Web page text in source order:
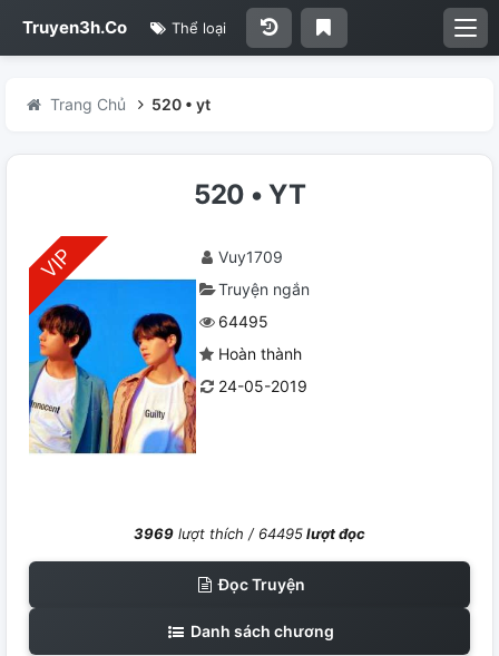
Truyen3h.Co Thể loại
Trang Chủ 520 • yt
520 • YT
Vuy1709
Truyện ngắn
64495
Hoàn thành
24-05-2019
3969 lượt thích / 64495lượt đọc
Đọc Truyện
Danh sách chương